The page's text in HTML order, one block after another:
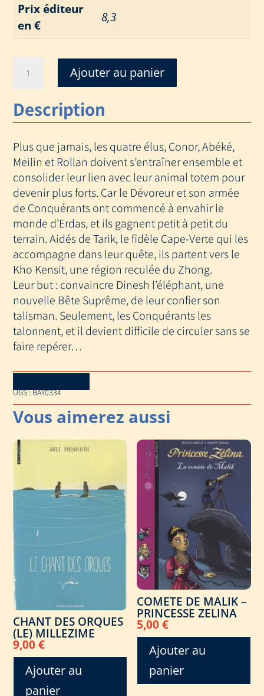
Prix éditeur
en €
8,3
PRISONNIERS
(ANIMAL
TATOO)
Ajouter au panier
Description
Plus que jamais, les quatre élus, Conor, Abéké,
Meilin et Rollan doivent s’entraîner ensemble et
consolider leur lien avec leur animal totem pour
devenir plus forts. Car le Dévoreur et son armée
de Conquérants ont commencé à envahir le
monde d’Erdas, et ils gagnent petit à petit du
terrain. Aidés de Tarik, le fidèle Cape-Verte qui les
accompagne dans leur quête, ils partent vers le
Kho Kensit, une région reculée du Zhong.
Leur but : convaincre Dinesh l’éléphant, une
nouvelle Bête Suprême, de leur confier son
talisman. Seulement, les Conquérants les
talonnent, et il devient difficile de circuler sans se
faire repérer…
UGS :BAY0334
CHANT DES ORQUES
(LE) MILLEZIME
9,00€
Ajouter au
panier
COMETE DE MALIK –
PRINCESSE ZELINA
5,00€
Ajouter au
panier